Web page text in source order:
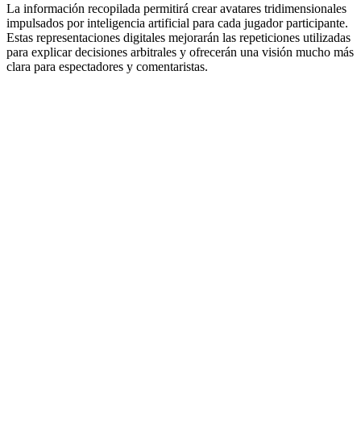
La información recopilada permitirá crear avatares tridimensionales
impulsados por inteligencia artificial para cada jugador participante.
Estas representaciones digitales mejorarán las repeticiones utilizadas
para explicar decisiones arbitrales y ofrecerán una visión mucho más
clara para espectadores y comentaristas.